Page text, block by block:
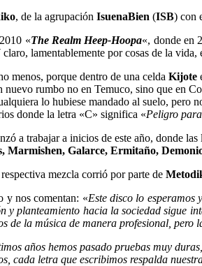
, de la agrupación IsuenaBien (ISB) con
«The Realm Heep-Hoopa«, donde en
claro, lamentablemente por cosas de la
menos, porque dentro de una celda Kijote
nuevo rumbo no en Temuco, sino que en
lo hubiese mandado al suelo, pero
donde la letra «C» significa «Peligro
a trabajar a inicios de este año, donde las
Galarce, Ermitaño,
mezcla corrió por parte de
y nos comentan: «Este disco lo
y planteamiento hacia la sociedad sigue
de la música de manera profesional, pero
años hemos pasado pruebas muy
cada letra que escribimos respalda